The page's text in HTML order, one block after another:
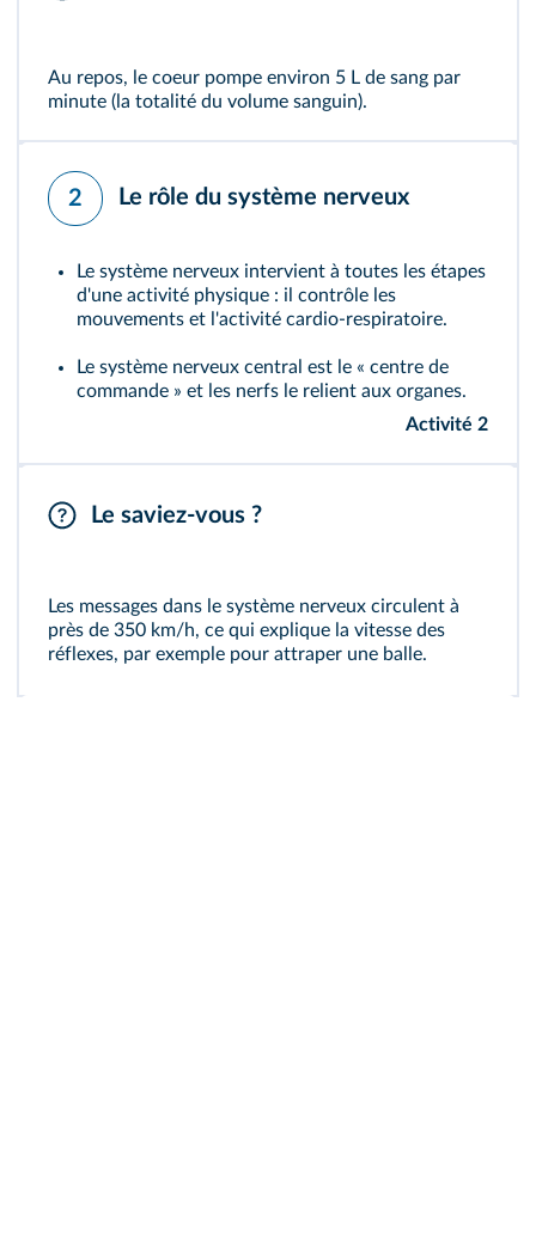
Au repos, le coeur pompe environ 5 L de sang par
minute (la totalité du volume sanguin).
2 Le rôle du système nerveux
Le système nerveux intervient à toutes les étapes
d'une activité physique : il contrôle les
mouvements et l'activité cardio-respiratoire.
Le système nerveux central est le « centre de
commande » et les nerfs le relient aux organes.
Activité 2
Le saviez-vous ?
Les messages dans le système nerveux circulent à
près de 350 km/h, ce qui explique la vitesse des
réflexes, par exemple pour attraper une balle.